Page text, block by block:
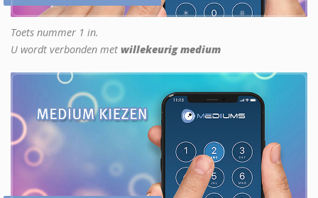
Toets nummer 1 in.
U wordt verbonden met willekeurig medium